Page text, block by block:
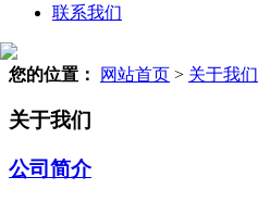
联系我们
您的位置： 网站首页 > 关于我们
关于我们
公司简介